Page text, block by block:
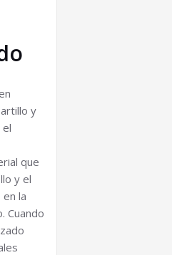
y
que
y el
la
Cuando